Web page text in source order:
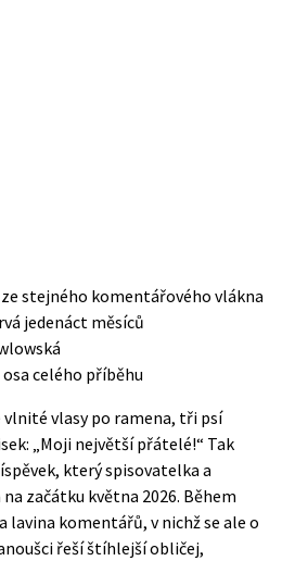
stejného komentářového vlákna
jedenáct měsíců
celého příběhu
vlasy po ramena, tři psí
„Moji největší přátelé!“ Tak
který spisovatelka a
začátku května 2026. Během
lavina komentářů, v nichž se ale o
řeší štíhlejší obličej,